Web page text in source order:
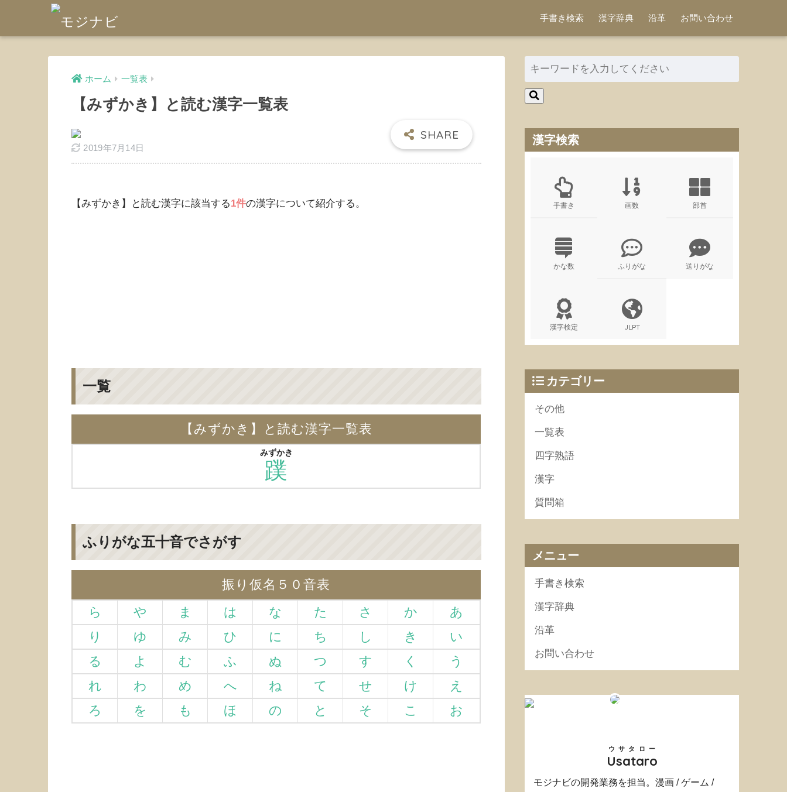
手書き検索 漢字辞典 沿革 お問い合わせ
ホーム 一覧表
【みずかき】と読む漢字一覧表
2019年7月14日
【みずかき】と読む漢字に該当する1件の漢字について紹介する。
一覧
【みずかき】と読む漢字一覧表
蹼
みずかき
ふりがな五十音でさがす
振り仮名５０音表
ら
や ま は な た さ か
あ
り
ゆ み ひ に ち し き
い
る
よ む ふ ぬ つ す く
う
れ
わ め へ ね て せ け
え
ろ
を も ほ の と そ こ お
漢字検索
手書き 画数 部首
かな数 ふりがな 送りがな
漢字検定 JLPT
カテゴリー
その他
一覧表
四字熟語
漢字
質問箱
メニュー
手書き検索
漢字辞典
沿革
お問い合わせ
Usataro
ウサタロー
モジナビの開発業務を担当。漫画 / ゲーム /